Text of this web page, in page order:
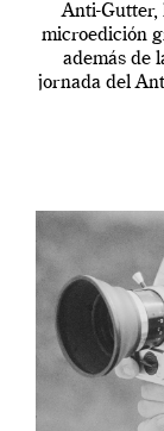
Anti-Gutter,
microedición
además de
jornada del